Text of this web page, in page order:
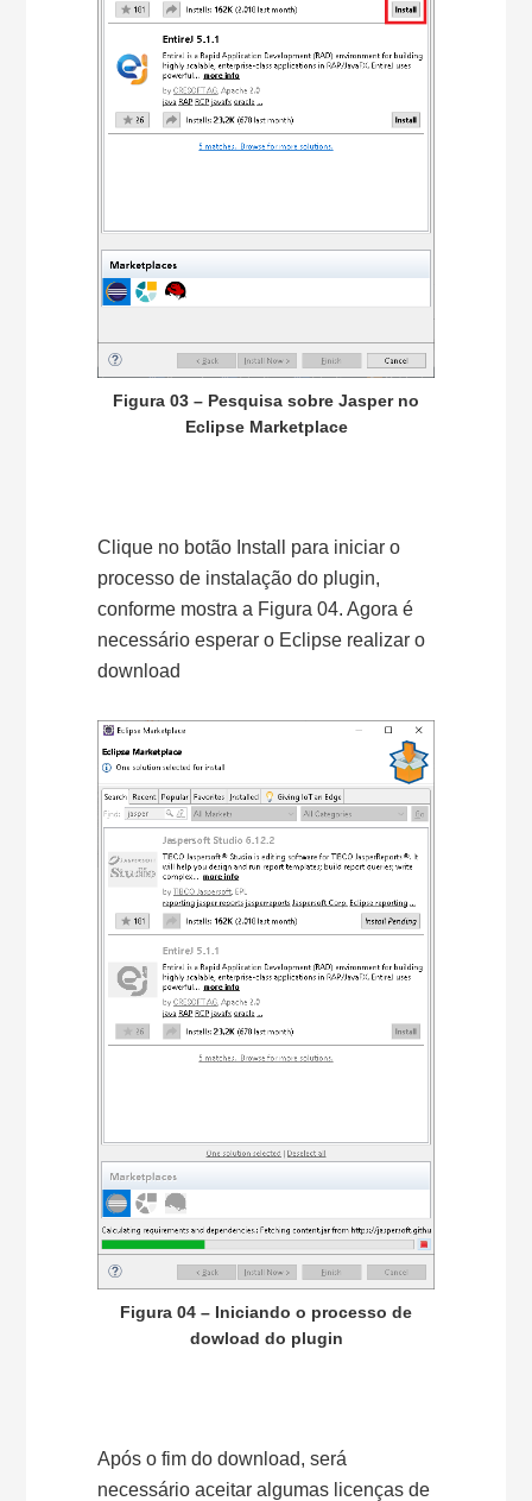
Figura 03 – Pesquisa sobre Jasper no
Eclipse Marketplace
Clique no botão Install para iniciar o
processo de instalação do plugin,
conforme mostra a Figura 04. Agora é
necessário esperar o Eclipse realizar o
download
Figura 04 – Iniciando o processo de
dowload do plugin
Após o fim do download, será
necessário aceitar algumas licenças de